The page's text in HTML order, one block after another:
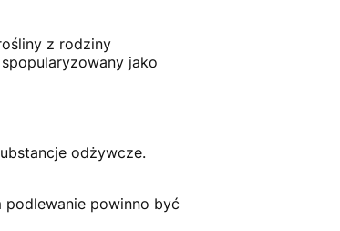
z rodziny
jako
odżywcze.
podlewanie powinno być